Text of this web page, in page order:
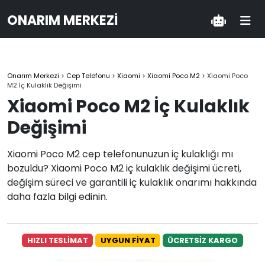
ONARIM MERKEZI
Onarım Merkezi > Cep Telefonu > Xiaomi > Xiaomi Poco M2 > Xiaomi Poco
M2 İç Kulaklık Değişimi
Xiaomi Poco M2 İç Kulaklık
Değişimi
Xiaomi Poco M2 cep telefonunuzun iç kulaklığı mı
bozuldu? Xiaomi Poco M2 iç kulaklık değişimi ücreti,
değişim süreci ve garantili iç kulaklık onarımı hakkında
daha fazla bilgi edinin.
HIZLI TESLİMAT UYGUN FİYAT ÜCRETSİZ KARGO